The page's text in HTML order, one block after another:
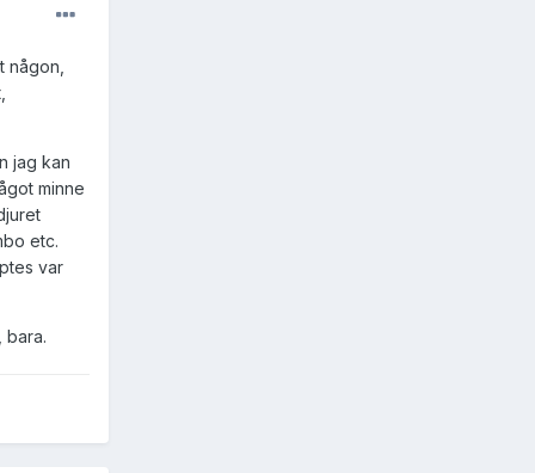
någon,
jag kan
minne
etc.
var
bara.